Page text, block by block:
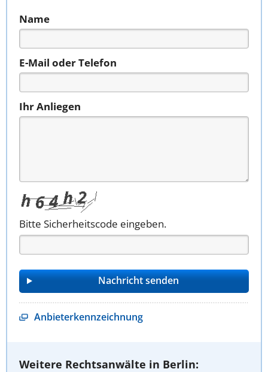
Name
E-Mail oder Telefon
Ihr Anliegen
Bitte Sicherheitscode eingeben.
Anbieterkennzeichnung
Weitere Rechtsanwälte in Berlin: